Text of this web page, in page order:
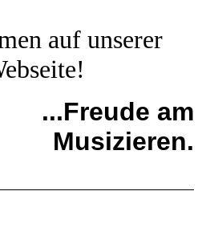
auf unserer
...Freude am
Musizieren.